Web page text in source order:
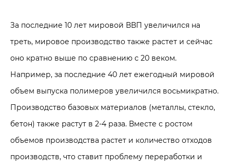
За последние 10 лет мировой ВВП увеличился на
треть, мировое производство также растет и сейчас
оно кратно выше по сравнению с 20 веком.
Например, за последние 40 лет ежегодный мировой
объем выпуска полимеров увеличился восьмикратно.
Производство базовых материалов (металлы, стекло,
бетон) также растут в 2-4 раза. Вместе с ростом
объемов производства растет и количество отходов
производств, что ставит проблему переработки и